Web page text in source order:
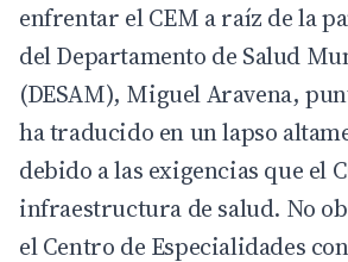
enfrentar el CEM a raíz de la
del Departamento de Salud
(DESAM), Miguel Aravena,
ha traducido en un lapso
debido a las exigencias que el
infraestructura de salud. No
el Centro de Especialidades